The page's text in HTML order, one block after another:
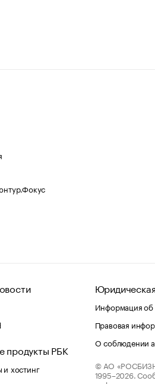
продукты РБК
хостинг
Информация об
Правовая
О соблюдении
© АО
1995–2026.